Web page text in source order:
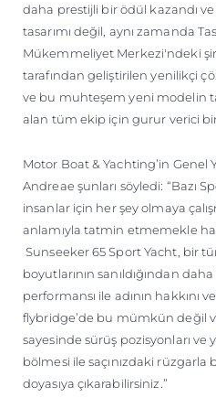
daha prestijli bir ödül kazandı
tasarımı değil, aynı zamanda
Mükemmeliyet Merkezi'ndeki
tarafından geliştirilen yenilikçi
ve bu muhteşem yeni modelin
alan tüm ekip için gurur verici bir
Motor Boat & Yachting’in Genel
Andreae şunları söyledi: “Bazı
insanlar için her şey olmaya
anlamıyla tatmin etmemekle
Sunseeker 65 Sport Yacht, bir
boyutlarının sanıldığından
performansı ile adının hakkını
flybridge’de bu mümkün değil
sayesinde sürüş pozisyonları ve
bölmesi ile saçınızdaki rüzgarla
doyasıya çıkarabilirsiniz.”